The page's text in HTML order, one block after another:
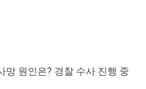
망 원인은? 경찰 수사 진행 중